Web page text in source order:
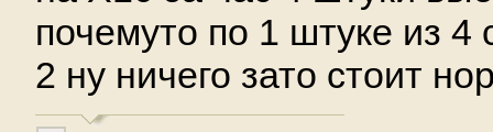
почемуто по 1 штуке из 4
2 ну ничего зато стоит